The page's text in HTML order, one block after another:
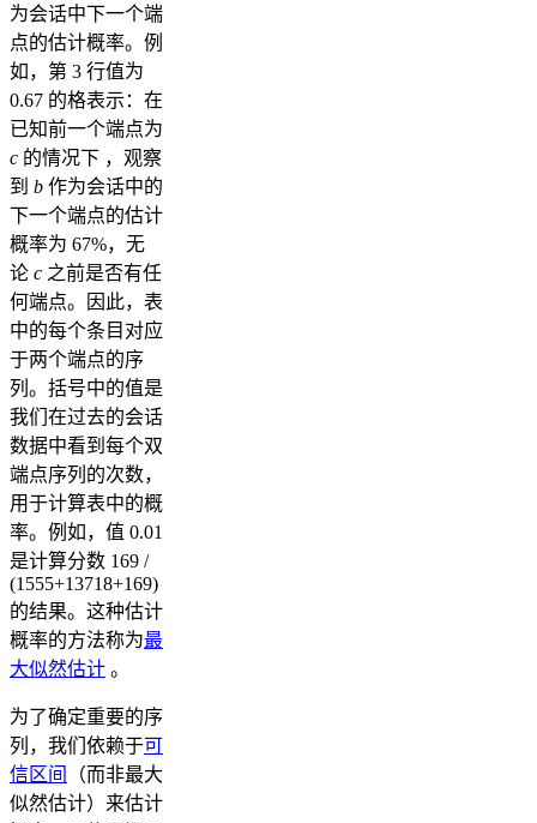
为会话中下一个端
点的估计概率。例
如，第 3 行值为
0.67 的格表示：在
已知前一个端点为
c 的情况下 ，观察
到 b 作为会话中的
下一个端点的估计
概率为 67%，无
论 c 之前是否有任
何端点。因此，表
中的每个条目对应
于两个端点的序
列。括号中的值是
我们在过去的会话
数据中看到每个双
端点序列的次数，
用于计算表中的概
率。例如，值 0.01
是计算分数 169 /
(1555+13718+169)
的结果。这种估计
概率的方法称为最
大似然估计 。
为了确定重要的序
列，我们依赖于可
信区间
（而非最大
似然估计）来估计